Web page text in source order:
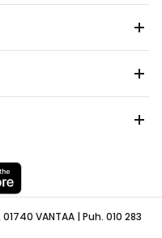
VANTAA | Puh. 010 283